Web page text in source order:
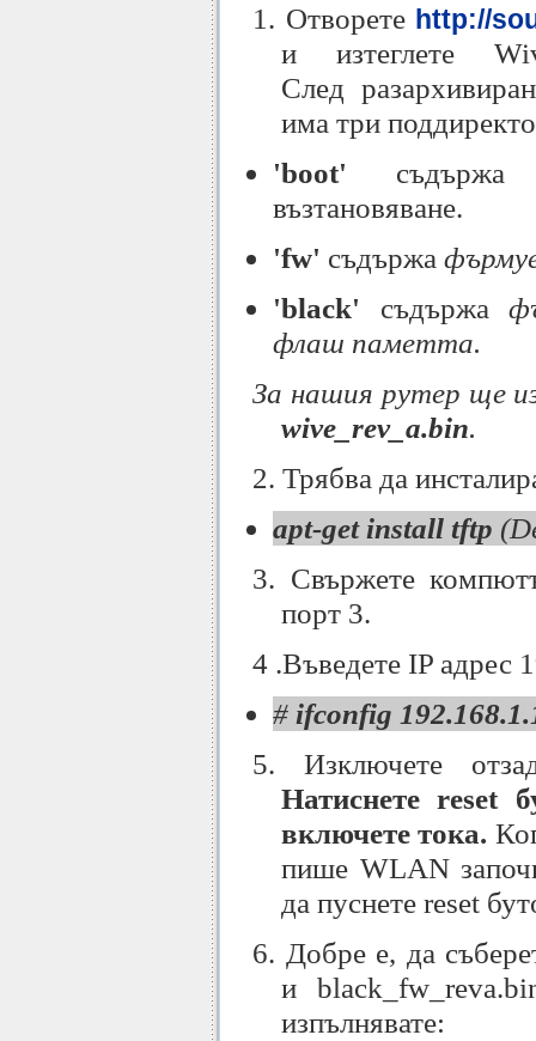
1. Отворете http://
и изтеглете
След
има три
'boot' съдържа
възтановяване.
'fw' съдържа
'black' съдържа
флаш паметта.
За нашия рутер ще
wive_rev_a.bin.
2. Трябва да
apt-get install tftp
3. Свържете
порт 3.
4 .Въведете IP адрес
# ifconfig
5. Изключете
Натиснете reset
включете тока.
пише WLAN
да пуснете reset
6. Добре е, да
и
изпълнявате: